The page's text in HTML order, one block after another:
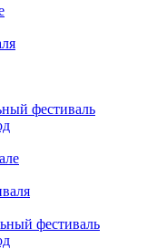
фестиваль
фестиваль